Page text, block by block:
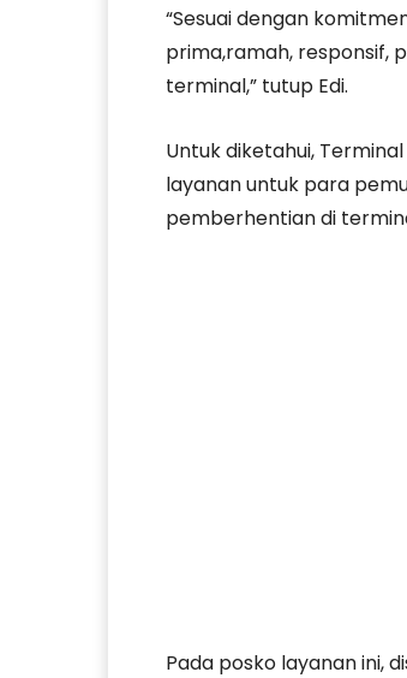
“Sesuai dengan
prima,ramah, responsif,
terminal,” tutup Edi.
Untuk diketahui,
layanan untuk para
pemberhentian di
Pada posko layanan ini,